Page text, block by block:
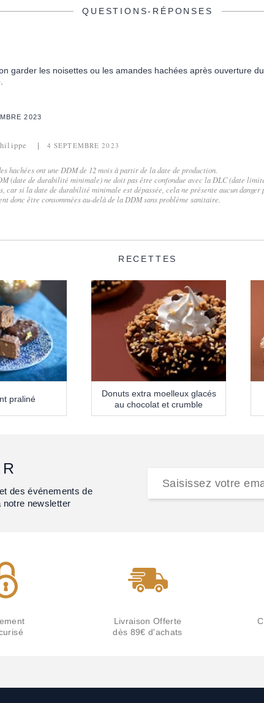
QUESTIONS-RÉPONSES
garder les noisettes ou les amandes hachées après ouverture
2023
4 SEPTEMBRE 2023
hachées ont une DDM de 12 mois à partir de la date de production.
(date de durabilité minimale) ne doit pas être confondue avec la DLC (date
car si la date de durabilité minimale est dépassée, cela ne présente aucun danger
donc être consommées au-delà de la DDM sans problème sanitaire.
RECETTES
praliné
Donuts extra moelleux glacés
au chocolat et crumble
des événements de
notre newsletter
Livraison Offerte
dès 89€ d'achats